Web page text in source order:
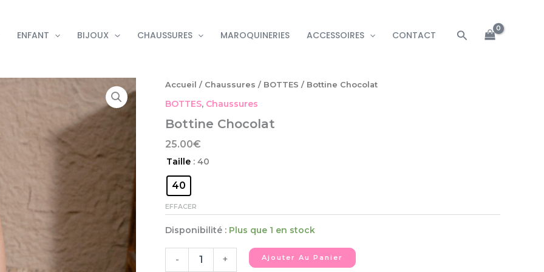
ENFANT BIJOUX CHAUSSURES MAROQUINERIES ACCESSOIRES CONTACT Rechercher
Accueil / Chaussures / BOTTES / Bottine Chocolat
BOTTES, Chaussures
Bottine Chocolat
25.00€
Taille : 40
40
EFFACER
Disponibilité : Plus que 1 en stock
-
quantité
Bottine
Chocolat
+ Ajouter Au Panier